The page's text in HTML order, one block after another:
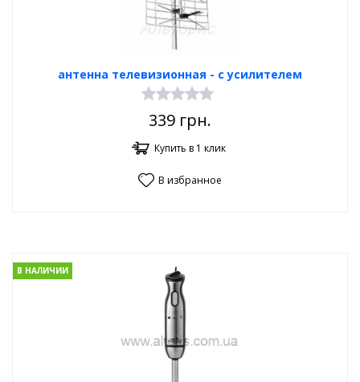
антенна телевизионная - с усилителем
339 грн.
Купить в 1 клик
В избранное
В НАЛИЧИИ